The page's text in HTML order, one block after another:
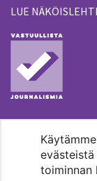
toiminnan
LUE